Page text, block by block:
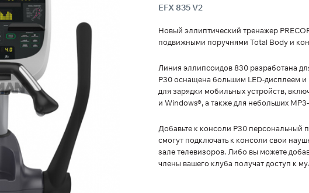
EFX 835 V2
Новый эллиптический тренажер
подвижными поручнями Total Body и
Линия эллипсоидов 830 разработана
P30 оснащена большим LED-дисплеем
для зарядки мобильных устройств,
и Windows®, а также для небольших
Добавьте к консоли P30 персональный
смогут подключать к консоли свои
зале телевизоров. Либо вы можете
члены вашего клуба получат доступ к